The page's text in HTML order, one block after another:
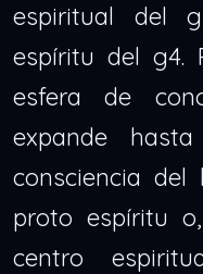
espiritual del
espíritu del g4.
esfera de
expande
consciencia
proto espíritu
centro